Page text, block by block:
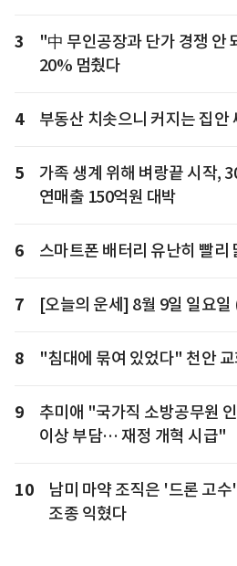
3
"中 무인공장과 단가 경쟁
20% 멈췄다
4 부동산 치솟으니 커지는 집안
5
가족 생계 위해 벼랑끝 시작,
연매출 150억원 대박
6 스마트폰 배터리 유난히 빨리
7 [오늘의 운세] 8월 9일 일요
8 "침대에 묶여 있었다" 천안
9
추미애 "국가직 소방공무원
이상 부담… 재정 개혁 시급"
10
남미 마약 조직은 '드론 고
조종 익혔다